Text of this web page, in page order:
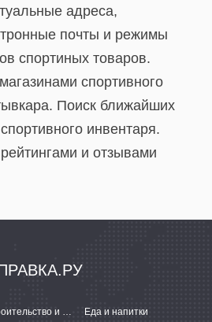
адреса,
почты и режимы
спортиных товаров.
спортивного
Поиск ближайших
инвентаря.
и отзывами
Строительство и ремонт
Еда и напитки